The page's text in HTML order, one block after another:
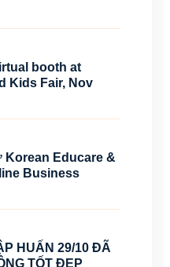
booth at
Kids Fair, Nov
Korean Educare &
Business
HUẤN 29/10 ĐÃ
TỐT ĐẸP